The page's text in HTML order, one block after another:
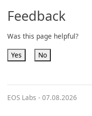
Feedback
Was this page helpful?
Yes No
EOS Labs - 07.08.2026